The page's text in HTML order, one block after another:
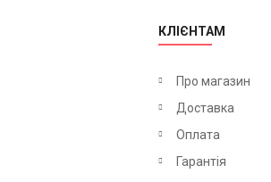
КЛІЄНТАМ
Про магазин
Доставка
Оплата
Гарантія